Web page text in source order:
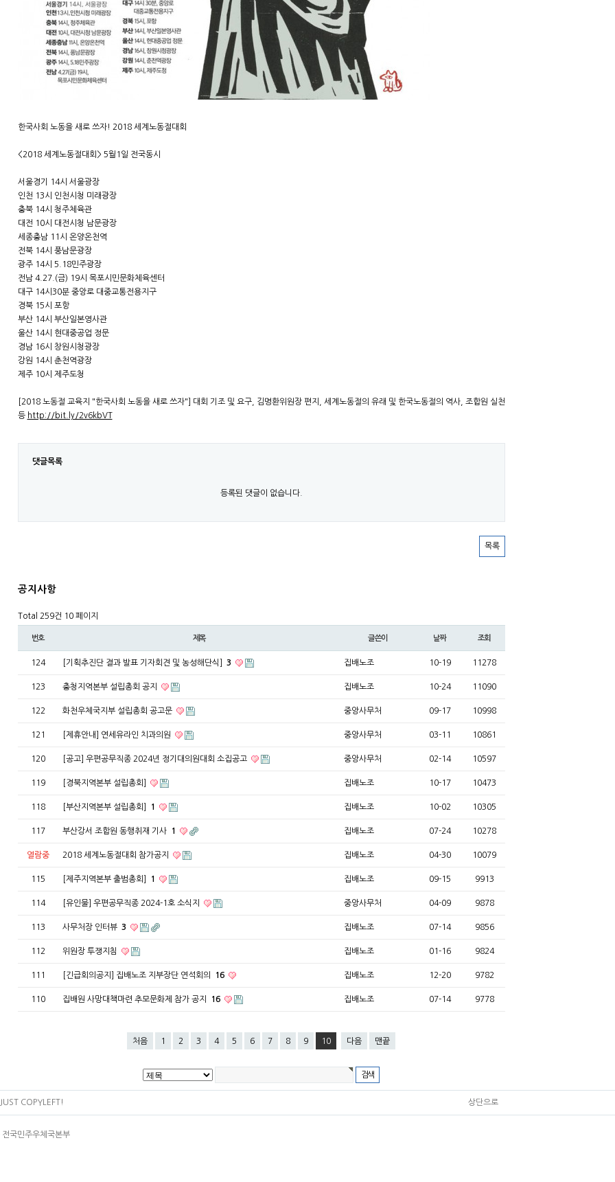
한국사회 노동을 새로 쓰자! 2018 세계노동절대회
<2018 세계노동절대회> 5월1일 전국동시
서울경기 14시 서울광장
인천 13시 인천시청 미래광장
충북 14시 청주체육관
대전 10시 대전시청 남문광장
세종충남 11시 온양온천역
전북 14시 풍남문광장
광주 14시 5.18민주광장
전남 4.27.(금) 19시 목포시민문화체육센터
대구 14시30분 중앙로 대중교통전용지구
경북 15시 포항
부산 14시 부산일본영사관
울산 14시 현대중공업 정문
경남 16시 창원시청광장
강원 14시 춘천역광장
제주 10시 제주도청
[2018 노동절 교육지 "한국사회 노동을 새로 쓰자"] 대회 기조 및 요구, 김명환위원장 편지, 세계노동절의 유래 및 한국노동절의 역사, 조합원 실천
등 http://bit.ly/2v6kbVT
댓글목록
등록된 댓글이 없습니다.
목록
공지사항
Total 259건 10 페이지
번호 제목 글쓴이 날짜 조회
124 [기획추진단 결과 발표 기자회견 및 농성해단식] 3 집배노조 10-19 11278
123 충청지역본부 설립총회 공지 집배노조 10-24 11090
122 화천우체국지부 설립총회 공고문 중앙사무처 09-17 10998
121 [제휴안내] 연세유라인 치과의원 중앙사무처 03-11 10861
120 [공고] 우편공무직종 2024년 정기대의원대회 소집공고 중앙사무처 02-14 10597
119 [경북지역본부 설립총회] 집배노조 10-17 10473
118 [부산지역본부 설립총회] 1 집배노조 10-02 10305
117 부산강서 조합원 동행취재 기사 1 집배노조 07-24 10278
열람중 2018 세계노동절대회 참가공지 집배노조 04-30 10079
115 [제주지역본부 출범총회] 1 집배노조 09-15 9913
114 [유인물] 우편공무직종 2024-1호 소식지 중앙사무처 04-09 9878
113 사무처장 인터뷰 3 집배노조 07-14 9856
112 위원장 투쟁지침 집배노조 01-16 9824
111 [긴급회의공지] 집배노조 지부장단 연석회의 16 집배노조 12-20 9782
110 집배원 사망대책마련 추모문화제 참가 공지 16 집배노조 07-14 9778
처음 1 2 3 4 5 6 7 8 9 10 다음 맨끝
COPYLEFT! 상단으로
국민주우체국본부